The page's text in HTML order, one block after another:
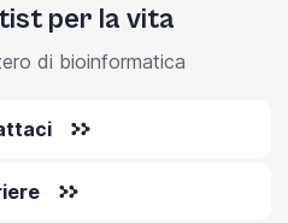
per la vita
di bioinformatica